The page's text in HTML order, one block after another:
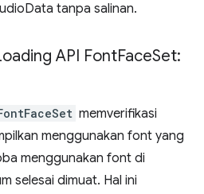
tanpa salinan.
API FontFaceSet:
memverifikasi
menggunakan font yang
menggunakan font di
selesai dimuat. Hal ini